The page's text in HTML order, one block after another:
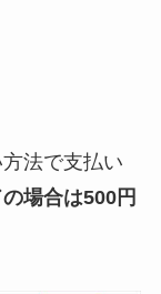
法で支払い
場合は500円